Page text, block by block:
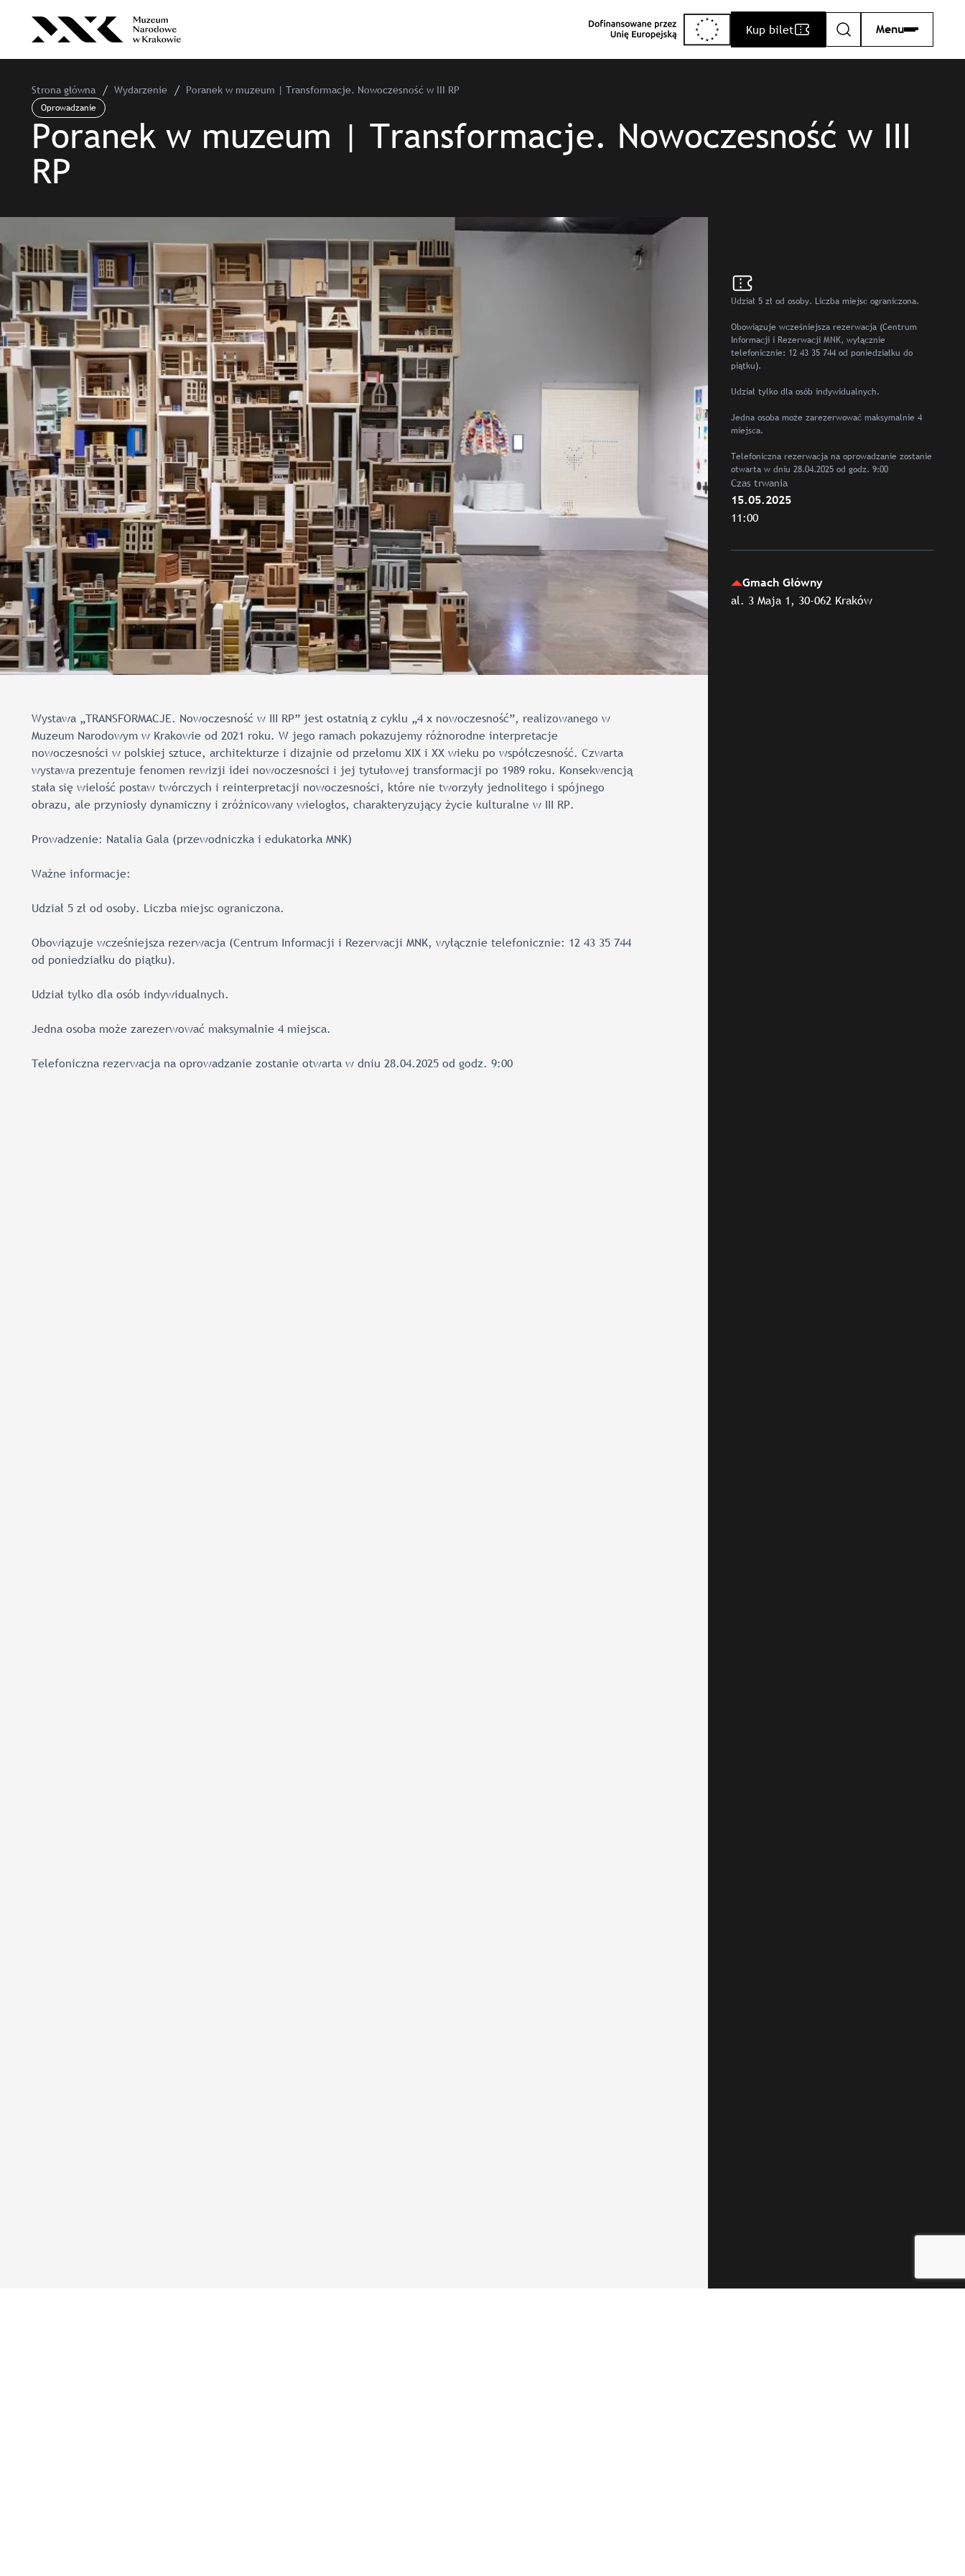
Kup bilet Szukaj Menu
Strona główna Wydarzenie
Poranek w muzeum | Transformacje. Nowoczesność w III RP
Oprowadzanie
Poranek w muzeum | Transformacje. Nowoczesność w III
RP
Wystawa „TRANSFORMACJE. Nowoczesność w III RP” jest ostatnią z cyklu „4 x nowoczesność”, realizowanego w
Muzeum Narodowym w Krakowie od 2021 roku. W jego ramach pokazujemy różnorodne interpretacje
nowoczesności w polskiej sztuce, architekturze i dizajnie od przełomu XIX i XX wieku po współczesność. Czwarta
wystawa prezentuje fenomen rewizji idei nowoczesności i jej tytułowej transformacji po 1989 roku. Konsekwencją
stała się wielość postaw twórczych i reinterpretacji nowoczesności, które nie tworzyły jednolitego i spójnego
obrazu, ale przyniosły dynamiczny i zróżnicowany wielogłos, charakteryzujący życie kulturalne w III RP.
Prowadzenie: Natalia Gala (przewodniczka i edukatorka MNK)
Ważne informacje:
Udział 5 zł od osoby. Liczba miejsc ograniczona.
Obowiązuje wcześniejsza rezerwacja (Centrum Informacji i Rezerwacji MNK, wyłącznie telefonicznie: 12 43 35 744
od poniedziałku do piątku).
Udział tylko dla osób indywidualnych.
Jedna osoba może zarezerwować maksymalnie 4 miejsca.
Telefoniczna rezerwacja na oprowadzanie zostanie otwarta w dniu 28.04.2025 od godz. 9:00
Udział 5 zł od osoby. Liczba miejsc ograniczona.
Obowiązuje wcześniejsza rezerwacja (Centrum
Informacji i Rezerwacji MNK, wyłącznie
telefonicznie: 12 43 35 744 od poniedziałku do
piątku).
Udział tylko dla osób indywidualnych.
Jedna osoba może zarezerwować maksymalnie 4
miejsca.
Telefoniczna rezerwacja na oprowadzanie zostanie
otwarta w dniu 28.04.2025 od godz. 9:00
Czas trwania
15.05.2025
11:00
Gmach Główny
al. 3 Maja 1, 30-062 Kraków